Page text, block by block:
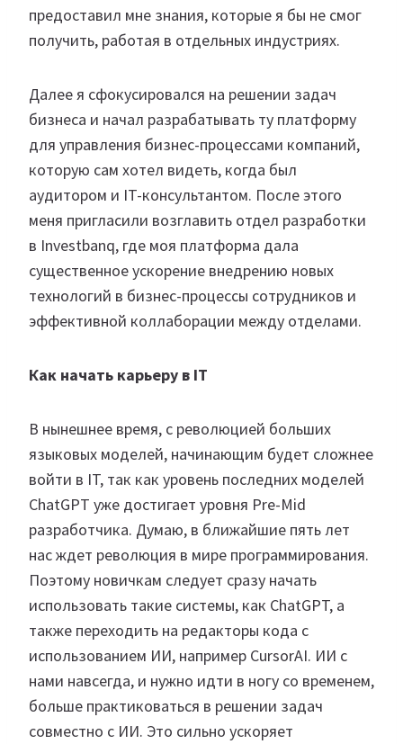
предоставил мне знания, которые я бы не смог
получить, работая в отдельных индустриях.
Далее я сфокусировался на решении задач
бизнеса и начал разрабатывать ту платформу
для управления бизнес-процессами компаний,
которую сам хотел видеть, когда был
аудитором и IT-консультантом. После этого
меня пригласили возглавить отдел разработки
в Investbanq, где моя платформа дала
существенное ускорение внедрению новых
технологий в бизнес-процессы сотрудников и
эффективной коллаборации между отделами.
Как начать карьеру в IT
В нынешнее время, с революцией больших
языковых моделей, начинающим будет сложнее
войти в IT, так как уровень последних моделей
ChatGPT уже достигает уровня Pre-Mid
разработчика. Думаю, в ближайшие пять лет
нас ждет революция в мире программирования.
Поэтому новичкам следует сразу начать
использовать такие системы, как ChatGPT, а
также переходить на редакторы кода с
использованием ИИ, например CursorAI. ИИ с
нами навсегда, и нужно идти в ногу со временем,
больше практиковаться в решении задач
совместно с ИИ. Это сильно ускоряет